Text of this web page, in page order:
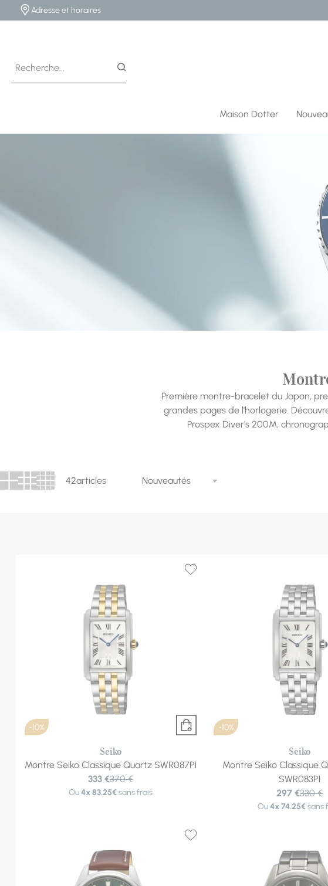
Adresse et horaires
Maison Dotter
Première montre-bracelet du Japon,
grandes pages de l'horlogerie.
Prospex Diver's 200M,
42articles Nouveautés
-10%
Seiko
Montre Seiko Classique Quartz SWR087P1
333 €370 €
Ou4x 83.25€sans frais
-10%
Seiko
Montre Seiko Classique
SWR083P1
297 €330 €
Ou4x 74.25€sans